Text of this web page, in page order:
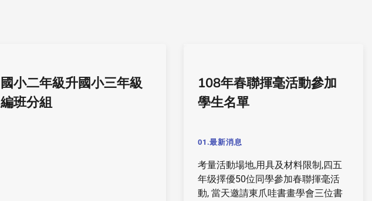
國小二年級升國小三年級
編班分組
108年春聯揮毫活動參加
學生名單
01.最新消息
考量活動場地,用具及材料限制,四五
年级擇優50位同學參加春聯揮毫活
動, 當天邀請東爪哇書畫學會三位書